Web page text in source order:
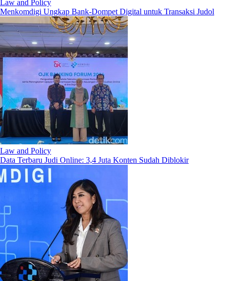
Law and Policy
Menkomdigi Ungkap Bank-Dompet Digital untuk Transaksi Judol
Law and Policy
Data Terbaru Judi Online: 3,4 Juta Konten Sudah Diblokir